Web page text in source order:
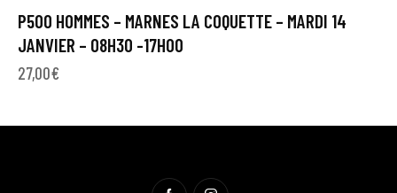
P500 HOMMES – MARNES LA COQUETTE – MARDI 14
JANVIER – 08H30 -17H00
27,00€